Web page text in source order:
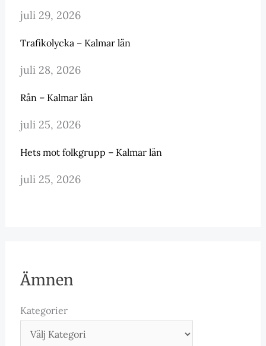
juli 29, 2026
Trafikolycka – Kalmar län
juli 28, 2026
Rån – Kalmar län
juli 25, 2026
Hets mot folkgrupp – Kalmar län
juli 25, 2026
Ämnen
Kategorier